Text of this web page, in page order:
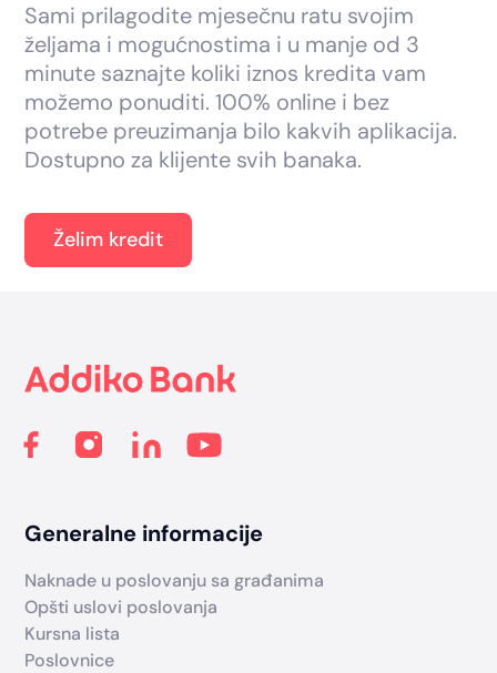
Sami prilagodite mjesečnu ratu svojim
željama i mogućnostima i u manje od 3
minute saznajte koliki iznos kredita vam
možemo ponuditi. 100% online i bez
potrebe preuzimanja bilo kakvih aplikacija.
Dostupno za klijente svih banaka.
Želim kredit
Generalne informacije
Naknade u poslovanju sa građanima
Opšti uslovi poslovanja
Kursna lista
Poslovnice